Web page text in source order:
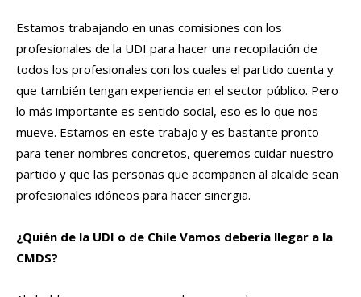
Estamos trabajando en unas comisiones con los
profesionales de la UDI para hacer una recopilación de
todos los profesionales con los cuales el partido cuenta y
que también tengan experiencia en el sector público. Pero
lo más importante es sentido social, eso es lo que nos
mueve. Estamos en este trabajo y es bastante pronto
para tener nombres concretos, queremos cuidar nuestro
partido y que las personas que acompañen al alcalde sean
profesionales idóneos para hacer sinergia.
¿Quién de la UDI o de Chile Vamos debería llegar a la
CMDS?